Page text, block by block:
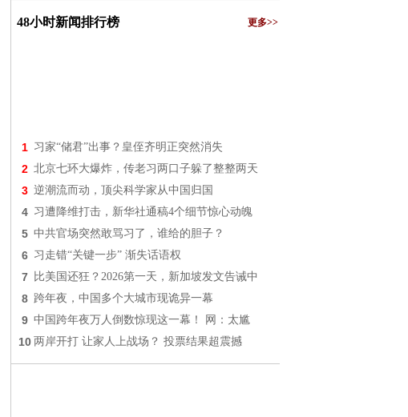
48小时新闻排行榜 更多>>
1 习家“储君”出事？皇侄齐明正突然消失
2 北京七环大爆炸，传老习两口子躲了整整两天
3 逆潮流而动，顶尖科学家从中国归国
4 习遭降维打击，新华社通稿4个细节惊心动魄
5 中共官场突然敢骂习了，谁给的胆子？
6 习走错“关键一步” 渐失话语权
7 比美国还狂？2026第一天，新加坡发文告诫中
8 跨年夜，中国多个大城市现诡异一幕
9 中国跨年夜万人倒数惊现这一幕！ 网：太尴
10 两岸开打 让家人上战场？ 投票结果超震撼